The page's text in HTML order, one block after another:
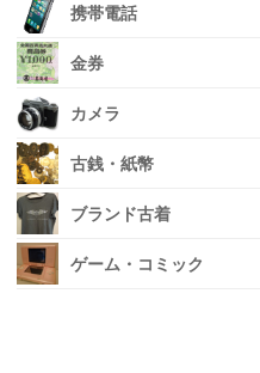
携帯電話
金券
カメラ
古銭・紙幣
ブランド古着
ゲーム・コミック